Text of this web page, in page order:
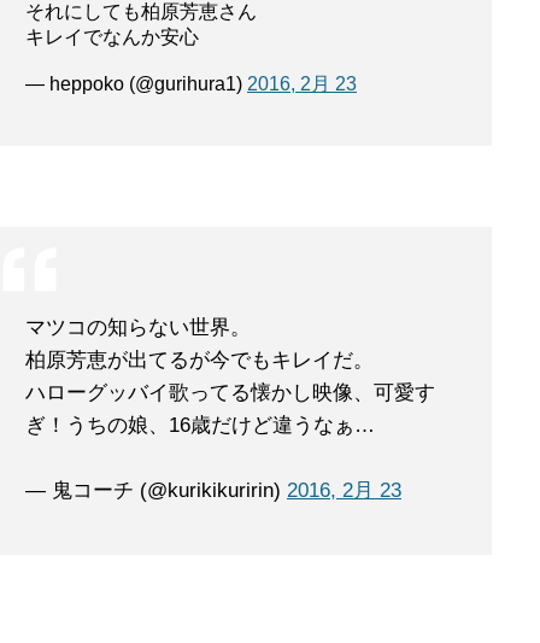
それにしても柏原芳恵さん
キレイでなんか安心
— heppoko (@gurihura1) 2016, 2月 23
マツコの知らない世界。
柏原芳恵が出てるが今でもキレイだ。
ハローグッバイ歌ってる懐かし映像、可愛す
ぎ！うちの娘、16歳だけど違うなぁ…
— 鬼コーチ (@kurikikuririn) 2016, 2月 23